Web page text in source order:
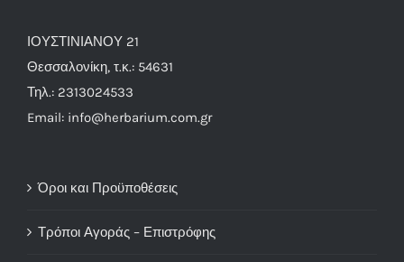
ΙΟΥΣΤΙΝΙΑΝΟΥ 21
Θεσσαλονίκη, τ.κ.: 54631
Τηλ.: 2313024533
Email: info@herbarium.com.gr
Όροι και Προϋποθέσεις
Τρόποι Αγοράς – Επιστρόφης